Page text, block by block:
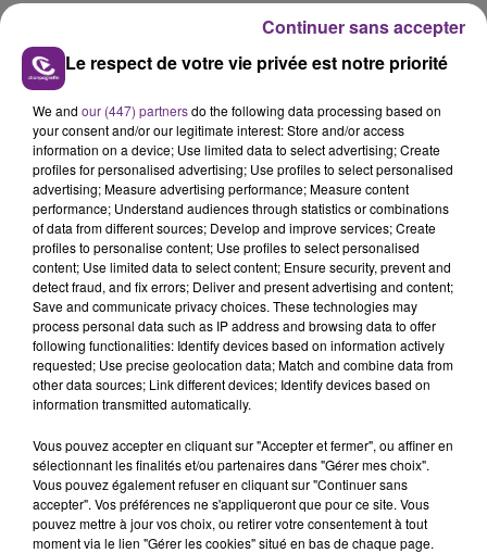
FIL D'ACTU
7 août 2026
LA CENTRALE NUCLÉAIRE DE CHOOZ
TOUJOURS À L'ARRÊT
Cela fait déjà une semaine que la centrale
nucléaire ardennaise est à l'arrêt. Une situation
justifiée par la sécheresse intense qui est toujours
présente.
Le respect de votre vie privée est notre priorité
We and our (447) partnersdo the following data processing based on
your consent and/or our legitimate interest: Store and/or access
information on a device; Use limited data to select advertising; Create
profiles for personalised advertising; Use profiles to select personalised
advertising; Measure advertising performance; Measure content
performance; Understand audiences through statistics or combinations
of data from different sources; Develop and improve services; Create
profiles to personalise content; Use profiles to select personalised
content; Use limited data to select content; Ensure security, prevent and
detect fraud, and fix errors; Deliver and present advertising and content;
Save and communicate privacy choices. These technologies may
process personal data such as IP address and browsing data to offer
following functionalities: Identify devices based on information actively
requested; Use precise geolocation data; Match and combine data from
other data sources; Link different devices; Identify devices based on
information transmitted automatically.
Vous pouvez accepter en cliquant sur "Accepter et fermer", ou affiner en
sélectionnant les finalités et/ou partenaires dans "Gérer mes choix".
Vous pouvez également refuser en cliquant sur "Continuer sans
accepter". Vos préférences ne s'appliqueront que pour ce site. Vous
pouvez mettre à jour vos choix, ou retirer votre consentement à tout
moment via le lien "Gérer les cookies" situé en bas de chaque page.
Continuer sans accepter